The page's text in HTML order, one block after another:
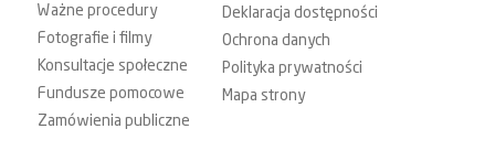
Ważne procedury
Fotografie i filmy
Konsultacje społeczne
Fundusze pomocowe
Zamówienia publiczne
Deklaracja dostępności
Ochrona danych
Polityka prywatności
Mapa strony